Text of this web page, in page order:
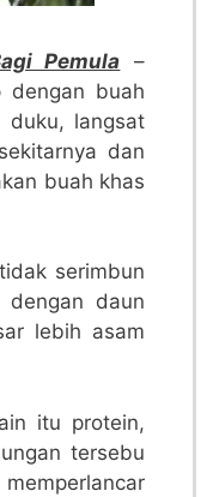
Pemula –
dengan buah
duku, langsat
dan
buah khas
serimbun
daun
lebih asam
itu protein,
tersebu